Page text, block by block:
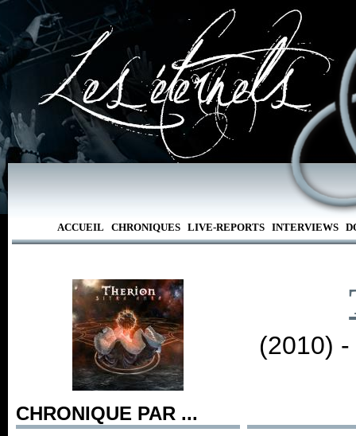
ACCUEIL CHRONIQUES LIVE-REPORTS INTERVIEWS
CHRONIQUE PAR ...
(2010) -